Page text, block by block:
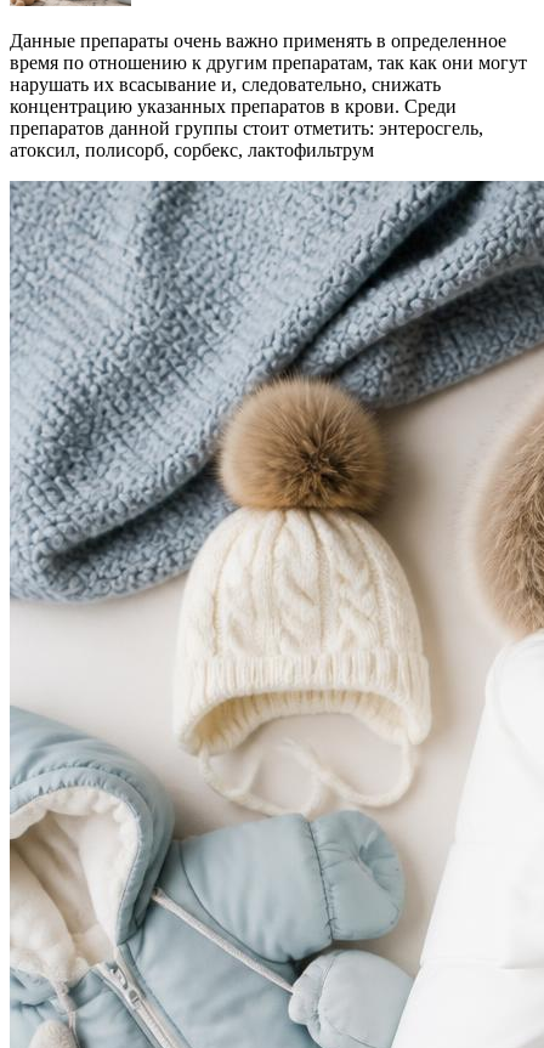
Данные препараты очень важно применять в определенное
время по отношению к другим препаратам, так как они могут
нарушать их всасывание и, следовательно, снижать
концентрацию указанных препаратов в крови. Среди
препаратов данной группы стоит отметить: энтеросгель,
атоксил, полисорб, сорбекс, лактофильтрум